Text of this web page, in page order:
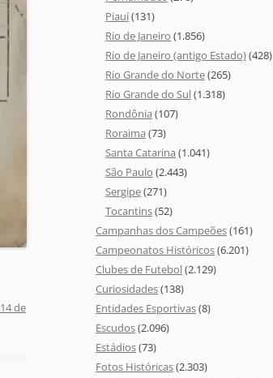
14 de
Piauí(131)
Rio de Janeiro (1.856)
Rio de Janeiro (antigo Estado)(428)
Rio Grande do Norte(265)
Rio Grande do Sul(1.318)
Rondônia (107)
Roraima (73)
Santa Catarina (1.041)
São Paulo (2.443)
Sergipe(271)
Tocantins(52)
Campanhas dos Campeões(161)
Campeonatos Históricos(6.201)
Clubes de Futebol(2.129)
Curiosidades(138)
Entidades Esportivas(8)
Escudos(2.096)
Estádios(73)
Fotos Históricas(2.303)